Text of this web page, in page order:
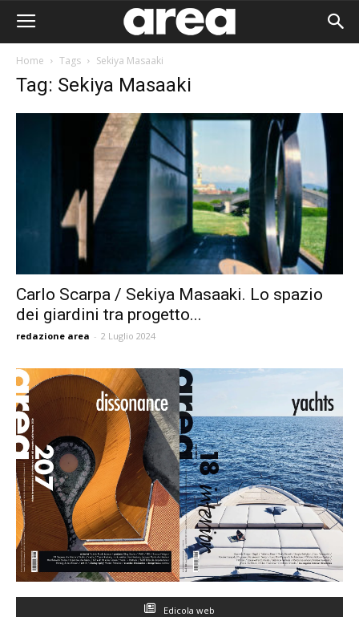
Home Tags Sekiya Masaaki
Tag: Sekiya Masaaki
Carlo Scarpa / Sekiya Masaaki. Lo spazio
dei giardini tra progetto...
redazione area - 2 Luglio 2024
Edicola web